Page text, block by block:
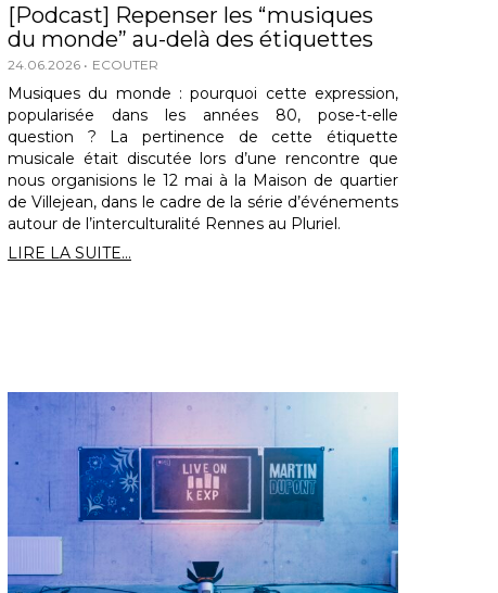
[Podcast] Repenser les “musiques
du monde” au-delà des étiquettes
24.06.2026 ECOUTER
Musiques du monde : pourquoi cette expression,
popularisée dans les années 80, pose-t-elle
question ? La pertinence de cette étiquette
musicale était discutée lors d’une rencontre que
nous organisions le 12 mai à la Maison de quartier
de Villejean, dans le cadre de la série d’événements
autour de l’interculturalité Rennes au Pluriel.
LIRE LA SUITE...